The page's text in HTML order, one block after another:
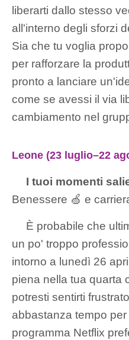
liberarti dallo stesso
all'interno degli sforzi
Sia che tu voglia
per rafforzare la
pronto a lanciare
come se avessi il via
cambiamento nel
Leone (23 luglio–22
I tuoi momenti
Benessere 🍏 e
È probabile che
un po' troppo
intorno a lunedì 26
piena nella tua quarta
potresti sentirti
abbastanza tempo
programma Netflix